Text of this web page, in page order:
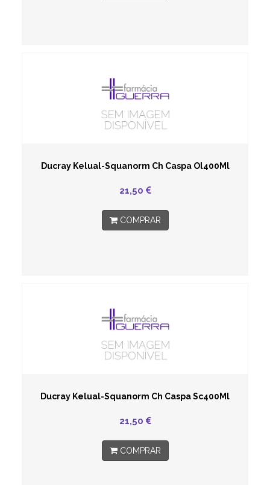
Ducray Kelual-Squanorm Ch Caspa Ol400Ml
21,50
COMPRAR
Ducray Kelual-Squanorm Ch Caspa Sc400Ml
21,50
COMPRAR